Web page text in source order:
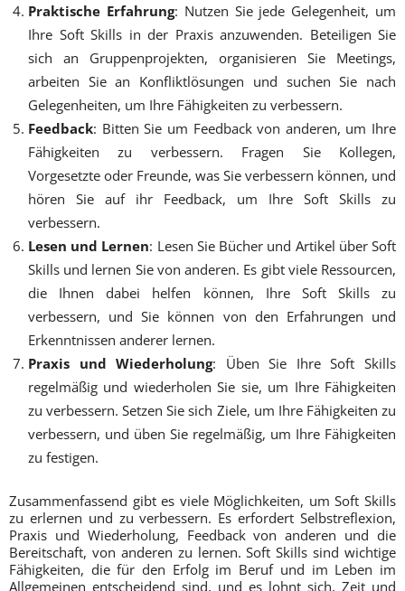
Praktische Erfahrung: Nutzen Sie jede Gelegenheit, um
Ihre Soft Skills in der Praxis anzuwenden. Beteiligen Sie
sich an Gruppenprojekten, organisieren Sie Meetings,
arbeiten Sie an Konfliktlösungen und suchen Sie nach
Gelegenheiten, um Ihre Fähigkeiten zu verbessern.
Feedback: Bitten Sie um Feedback von anderen, um Ihre
Fähigkeiten zu verbessern. Fragen Sie Kollegen,
Vorgesetzte oder Freunde, was Sie verbessern können, und
hören Sie auf ihr Feedback, um Ihre Soft Skills zu
verbessern.
Lesen und Lernen: Lesen Sie Bücher und Artikel über Soft
Skills und lernen Sie von anderen. Es gibt viele Ressourcen,
die Ihnen dabei helfen können, Ihre Soft Skills zu
verbessern, und Sie können von den Erfahrungen und
Erkenntnissen anderer lernen.
Praxis und Wiederholung: Üben Sie Ihre Soft Skills
regelmäßig und wiederholen Sie sie, um Ihre Fähigkeiten
zu verbessern. Setzen Sie sich Ziele, um Ihre Fähigkeiten zu
verbessern, und üben Sie regelmäßig, um Ihre Fähigkeiten
zu festigen.
Zusammenfassend gibt es viele Möglichkeiten, um Soft Skills
zu erlernen und zu verbessern. Es erfordert Selbstreflexion,
Praxis und Wiederholung, Feedback von anderen und die
Bereitschaft, von anderen zu lernen. Soft Skills sind wichtige
Fähigkeiten, die für den Erfolg im Beruf und im Leben im
Allgemeinen entscheidend sind, und es lohnt sich, Zeit und